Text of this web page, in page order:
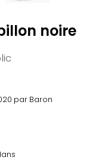
noire
par Baron